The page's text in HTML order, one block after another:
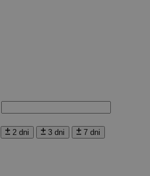
2 dni 3 dni 7 dni